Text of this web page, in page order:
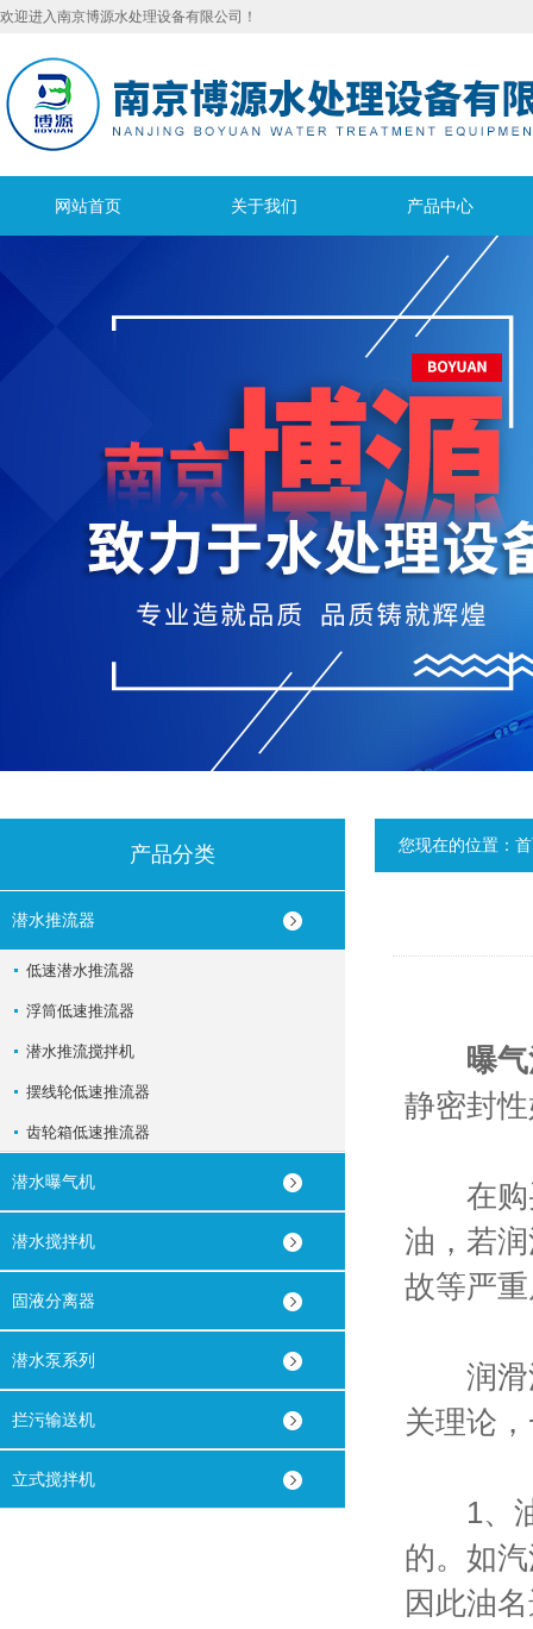
欢迎进入南京博源水处理设备有限公司！
网站首页 关于我们 产品中心
产品分类
潜水推流器
低速潜水推流器
浮筒低速推流器
潜水推流搅拌机
摆线轮低速推流器
齿轮箱低速推流器
潜水曝气机
潜水搅拌机
固液分离器
潜水泵系列
拦污输送机
立式搅拌机
您现在的位置：
曝
静密封
在购买
油，若
故等严
润滑油
关理论
1、油
的。如
因此油